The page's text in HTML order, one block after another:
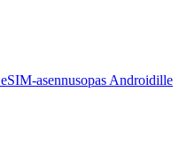
eSIM-asennusopas Androidille